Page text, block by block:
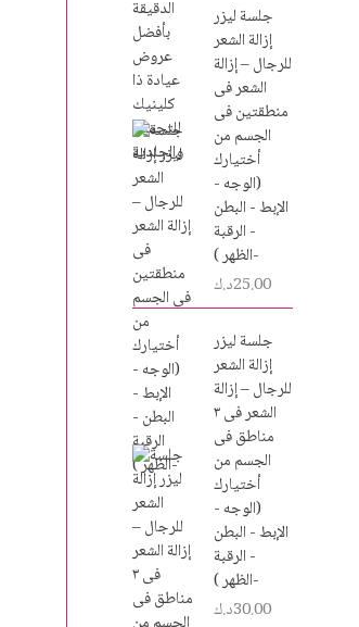
جلسة ليزر
إزالة الشعر
للرجال – إزالة
الشعر فى
منطقتين فى
الجسم من
أختيارك
(الوجه -
الإبط - البطن
- الرقبة
-الظهر )
25.00د.ك
جلسة ليزر
إزالة الشعر
للرجال – إزالة
الشعر فى ٣
مناطق فى
الجسم من
أختيارك
(الوجه -
الإبط - البطن
- الرقبة
-الظهر )
30.00د.ك